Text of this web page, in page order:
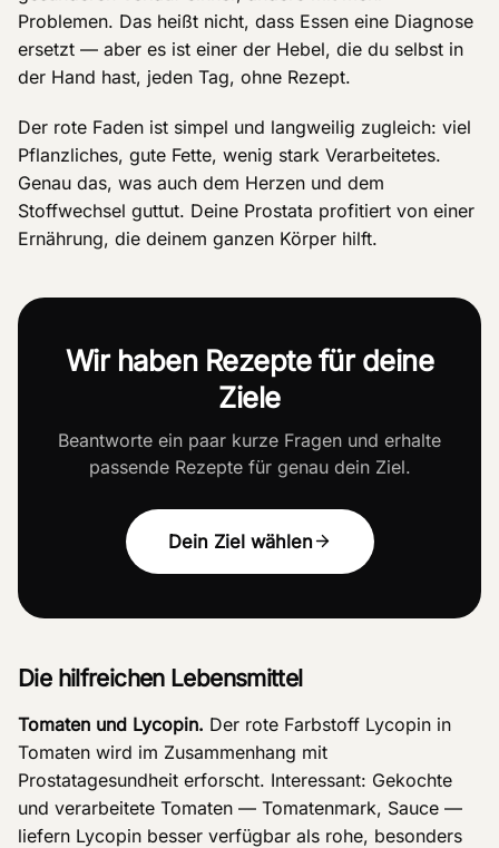
Problemen. Das heißt nicht, dass Essen eine Diagnose
ersetzt — aber es ist einer der Hebel, die du selbst in
der Hand hast, jeden Tag, ohne Rezept.
Der rote Faden ist simpel und langweilig zugleich: viel
Pflanzliches, gute Fette, wenig stark Verarbeitetes.
Genau das, was auch dem Herzen und dem
Stoffwechsel guttut. Deine Prostata profitiert von einer
Ernährung, die deinem ganzen Körper hilft.
Wir haben Rezepte für deine
Ziele
Beantworte ein paar kurze Fragen und erhalte
passende Rezepte für genau dein Ziel.
Dein Ziel wählen
Die hilfreichen Lebensmittel
Tomaten und Lycopin. Der rote Farbstoff Lycopin in
Tomaten wird im Zusammenhang mit
Prostatagesundheit erforscht. Interessant: Gekochte
und verarbeitete Tomaten — Tomatenmark, Sauce —
liefern Lycopin besser verfügbar als rohe, besonders